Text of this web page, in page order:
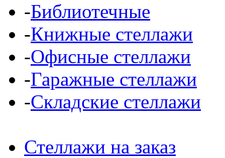
-Библиотечные
-Книжные стеллажи
-Офисные стеллажи
-Гаражные стеллажи
-Складские стеллажи
Стеллажи на заказ